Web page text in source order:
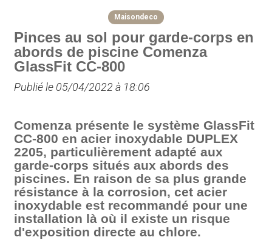
Maisondeco
Pinces au sol pour garde-corps en
abords de piscine Comenza
GlassFit CC-800
Publié le 05/04/2022 à 18:06
Comenza présente le système GlassFit
CC-800 en acier inoxydable DUPLEX
2205, particulièrement adapté aux
garde-corps situés aux abords des
piscines. En raison de sa plus grande
résistance à la corrosion, cet acier
inoxydable est recommandé pour une
installation là où il existe un risque
d'exposition directe au chlore.